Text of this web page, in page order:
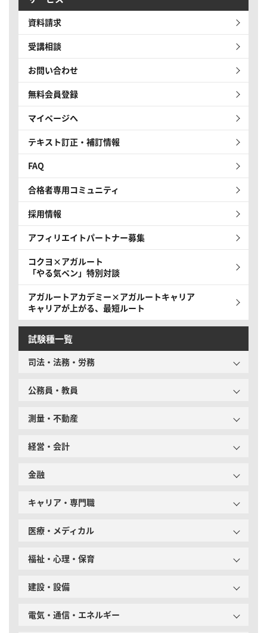
資料請求
受講相談
お問い合わせ
無料会員登録
マイページへ
テキスト訂正・補訂情報
FAQ
合格者専用コミュニティ
採用情報
アフィリエイトパートナー募集
コクヨ×アガルート
「やる気ペン」特別対談
アガルートアカデミー×アガルートキャリア
キャリアが上がる、最短ルート
試験種一覧
司法・法務・労務
公務員・教員
測量・不動産
経営・会計
金融
キャリア・専門職
医療・メディカル
福祉・心理・保育
建設・設備
電気・通信・エネルギー